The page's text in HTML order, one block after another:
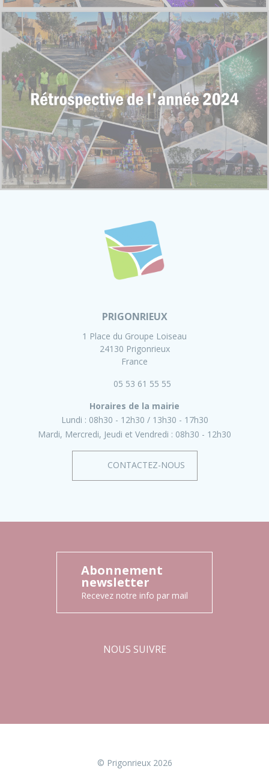
Rétrospective photo - 2024
PRIGONRIEUX
1 Place du Groupe Loiseau
24130 Prigonrieux
France
05 53 61 55 55
Horaires de la mairie
Lundi : 08h30 - 12h30
13h30 - 17h30
Mardi, Mercredi, Jeudi et Vendredi : 08h30 - 12h30
CONTACTEZ-NOUS
Abonnement
newsletter
Recevez notre info par mail
NOUS SUIVRE
© Prigonrieux 2026